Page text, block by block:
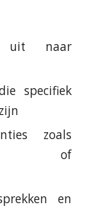
uit naar
specifiek
zoals
of
en